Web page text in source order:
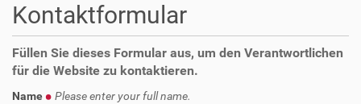
Kontaktformular
Füllen Sie dieses Formular aus, um den Verantwortlichen
für die Website zu kontaktieren.
Name Please enter your full name.